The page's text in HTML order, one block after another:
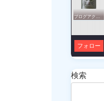
ブログアクセスアップサークル
フォロー
検索